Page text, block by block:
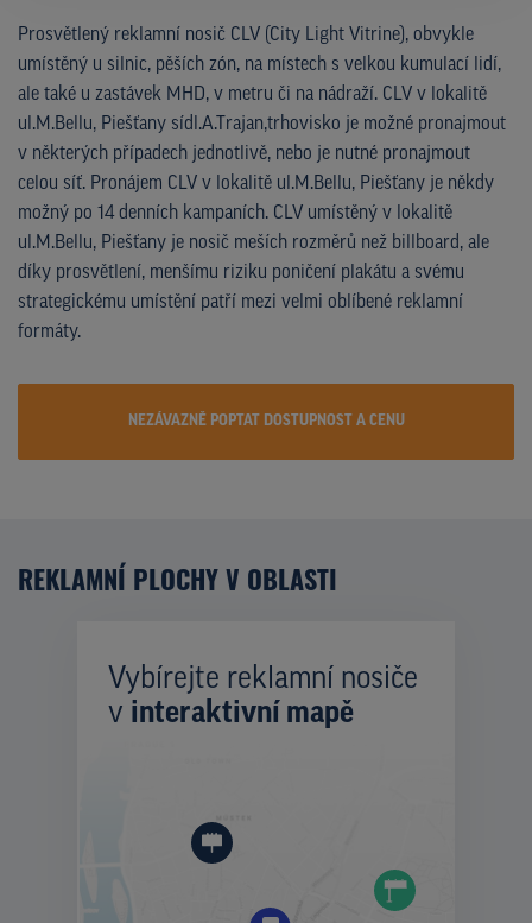
Prosvětlený reklamní nosič CLV (City Light Vitrine), obvykle
umístěný u silnic, pěších zón, na místech s velkou kumulací lidí,
ale také u zastávek MHD, v metru či na nádraží. CLV v lokalitě
ul.M.Bellu, Piešťany sídl.A.Trajan,trhovisko je možné pronajmout
v některých případech jednotlivě, nebo je nutné pronajmout
celou síť. Pronájem CLV v lokalitě ul.M.Bellu, Piešťany je někdy
možný po 14 denních kampaních. CLV umístěný v lokalitě
ul.M.Bellu, Piešťany je nosič meších rozměrů než billboard, ale
díky prosvětlení, menšímu riziku poničení plakátu a svému
strategickému umístění patří mezi velmi oblíbené reklamní
formáty.
NEZÁVAZNĚ POPTAT DOSTUPNOST A CENU
REKLAMNÍ PLOCHY V OBLASTI
Vybírejte reklamní nosiče
v interaktivní mapě